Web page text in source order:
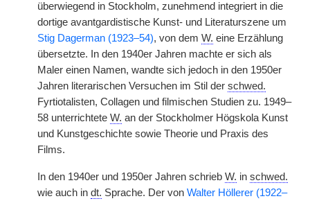
überwiegend in Stockholm, zunehmend integriert in die
dortige avantgardistische Kunst- und Literaturszene um
Stig Dagerman (1923–54), von dem W. eine Erzählung
übersetzte. In den 1940er Jahren machte er sich als
Maler einen Namen, wandte sich jedoch in den 1950er
Jahren literarischen Versuchen im Stil der schwed.
Fyrtiotalisten, Collagen und filmischen Studien zu. 1949–
58 unterrichtete W. an der Stockholmer Högskola Kunst
und Kunstgeschichte sowie Theorie und Praxis des
Films.
In den 1940er und 1950er Jahren schrieb W. in schwed.
wie auch in dt. Sprache. Der von Walter Höllerer (1922–